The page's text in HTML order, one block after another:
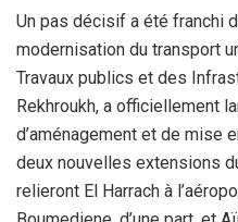
Un pas décisif a été franchi
modernisation du transport
Travaux publics et des
Rekhroukh, a officiellement
d’aménagement et de mise
deux nouvelles extensions
relieront El Harrach à